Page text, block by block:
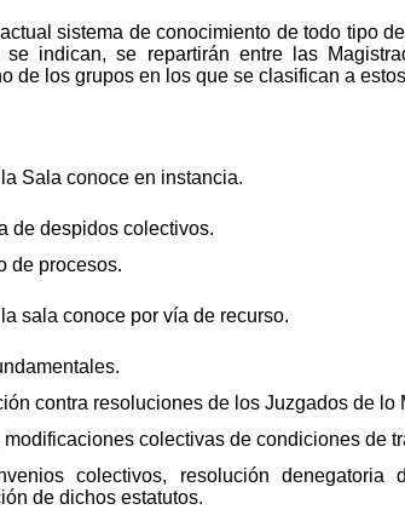
sistema de conocimiento de todo tipo
se indican, se repartirán entre las
de los grupos en los que se clasifican a
Sala conoce en instancia.
despidos colectivos.
de procesos.
sala conoce por vía de recurso.
contra resoluciones de los Juzgados de lo
colectivas de condiciones de
colectivos, resolución
de dichos estatutos.